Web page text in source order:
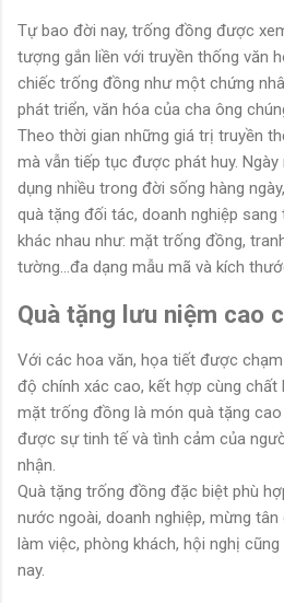
Tự bao đời nay, trống đồng được
tượng gắn liền với truyền thống văn
chiếc trống đồng như một chứng
phát triển, văn hóa của cha ông
Theo thời gian những giá trị truyền
mà vẫn tiếp tục được phát huy.
dụng nhiều trong đời sống hàng
quà tặng đối tác, doanh nghiệp sang
khác nhau như: mặt trống đồng,
tường...đa dạng mẫu mã và kích
Quà tặng lưu niệm cao
Với các hoa văn, họa tiết được
độ chính xác cao, kết hợp cùng chất
mặt trống đồng là món quà tặng
được sự tinh tế và tình cảm của
nhận.
Quà tặng trống đồng đặc biệt phù
nước ngoài, doanh nghiệp, mừng tân
làm việc, phòng khách, hội nghị
nay.